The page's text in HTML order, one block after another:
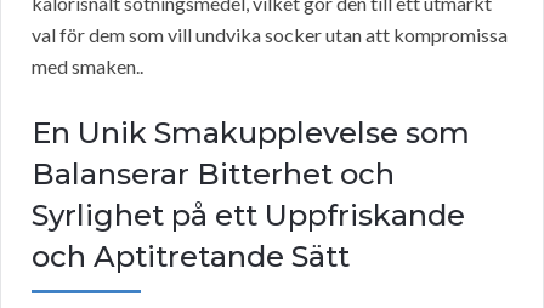
val för dem som vill undvika socker utan att kompromissa
med smaken..
En Unik Smakupplevelse som
Balanserar Bitterhet och
Syrlighet på ett Uppfriskande
och Aptitretande Sätt